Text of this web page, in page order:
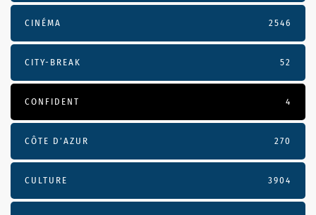
CINÉMA 2546
CITY-BREAK 52
CONFIDENT 4
CÔTE D’AZUR 270
CULTURE 3904